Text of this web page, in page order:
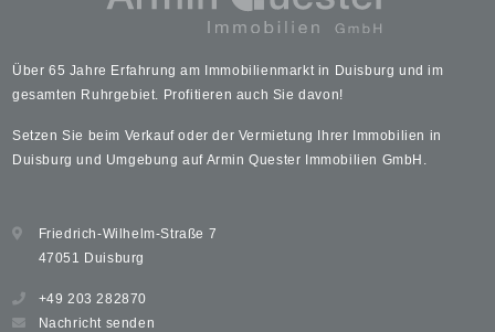
Über 65 Jahre Erfahrung am Immobilienmarkt in Duisburg und im
gesamten Ruhrgebiet. Profitieren auch Sie davon!
Setzen Sie beim Verkauf oder der Vermietung Ihrer Immobilien in
Duisburg und Umgebung auf Armin Quester Immobilien GmbH.
Friedrich-Wilhelm-Straße 7
47051 Duisburg
+49 203 282870
Nachricht senden